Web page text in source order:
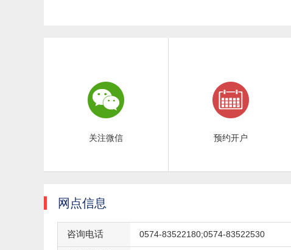
关注微信 预约开户
网点信息
咨询电话 0574-83522180;0574-83522530